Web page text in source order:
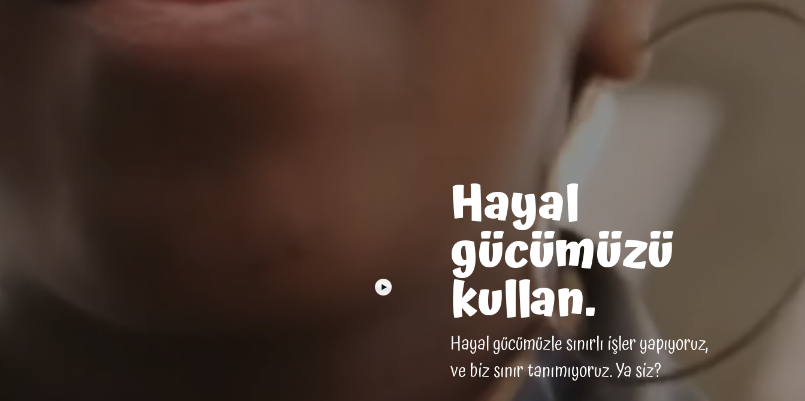
Hayal
gücümüzü
kullan.
Hayal gücümüzle sınırlı işler yapıyoruz,
ve biz sınır tanımıyoruz. Ya siz?